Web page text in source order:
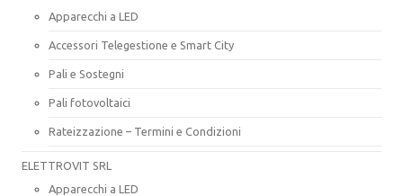
Apparecchi a LED
Accessori Telegestione e Smart City
Pali e Sostegni
Pali fotovoltaici
Rateizzazione – Termini e Condizioni
ELETTROVIT SRL
Apparecchi a LED